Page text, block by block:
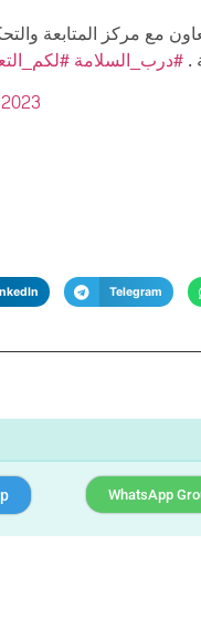
مع مركز المتابعة
.#درب_السلامة
Telegram
WhatsApp